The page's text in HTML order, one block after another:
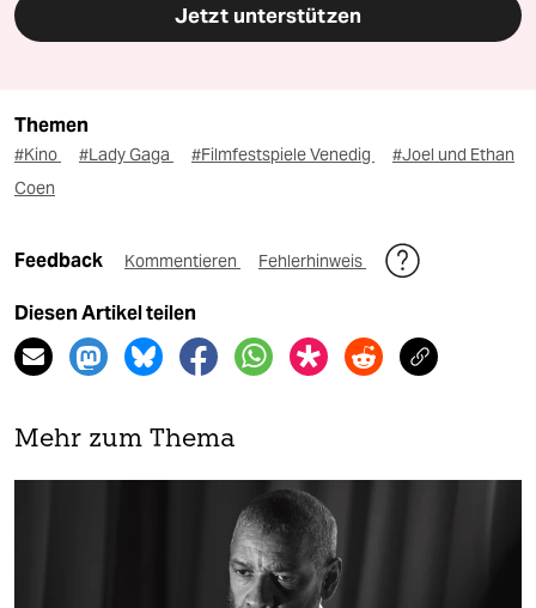
Jetzt unterstützen
Themen
#Kino #Lady Gaga #Filmfestspiele Venedig
#Joel und Ethan
Coen
Feedback Kommentieren Fehlerhinweis
Diesen Artikel teilen
Mehr zum Thema